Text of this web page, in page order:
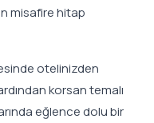
misafire hitap
otelinizden
korsan temalı
eğlence dolu bir